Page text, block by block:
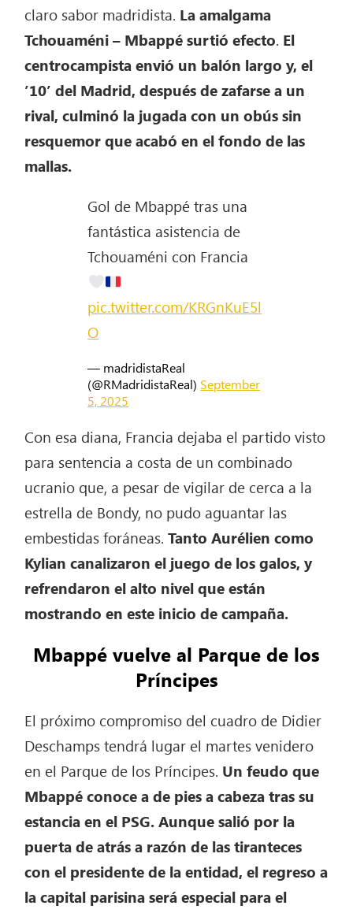
claro sabor madridista. La amalgama
Tchouaméni – Mbappé surtió efecto. El
centrocampista envió un balón largo y, el
’10’ del Madrid, después de zafarse a un
rival, culminó la jugada con un obús sin
resquemor que acabó en el fondo de las
mallas.
Gol de Mbappé tras una
fantástica asistencia de
Tchouaméni con Francia
pic.twitter.com/KRGnKuE5l
O
— madridistaReal
(@RMadridistaReal) September
5, 2025
Con esa diana, Francia dejaba el partido visto
para sentencia a costa de un combinado
ucranio que, a pesar de vigilar de cerca a la
estrella de Bondy, no pudo aguantar las
embestidas foráneas.Tanto Aurélien como
Kylian canalizaron el juego de los galos, y
refrendaron el alto nivel que están
mostrando en este inicio de campaña.
Mbappé vuelve al Parque de los
Príncipes
El próximo compromiso del cuadro de Didier
Deschamps tendrá lugar el martes venidero
en el Parque de los Príncipes. Un feudo que
Mbappé conoce a de pies a cabeza tras su
estancia en el PSG. Aunque salió por la
puerta de atrás a razón de las tiranteces
con el presidente de la entidad, el regreso a
la capital parisina será especial para el